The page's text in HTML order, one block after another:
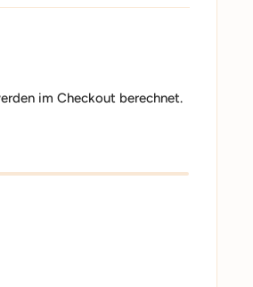
im Checkout berechnet.